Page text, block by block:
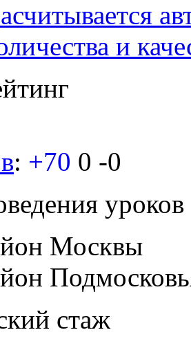
и
: +70 0 -0
уроков
Москвы
стаж